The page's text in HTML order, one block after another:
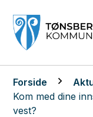
Du er her:
Forside
Kom med dine
vest?